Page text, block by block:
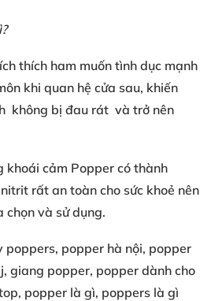
thích ham muốn tình dục mạnh
khi quan hệ cửa sau, khiến
không bị đau rát và trở nên
khoái cảm Popper có thành
rất an toàn cho sức khoẻ nên
chọnvà sử dụng.
poppers, popper hà nội, popper
, giang popper, popper dành cho
, popper là gì, poppers là gì